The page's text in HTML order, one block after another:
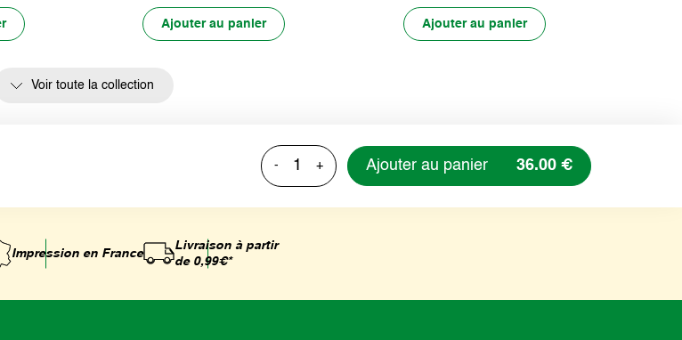
Ajouter au panier Ajouter au panier
Voir toute la collection
- + Ajouter au panier 36.00 €
Impression en France
Livraison à partir
de 0,99€*